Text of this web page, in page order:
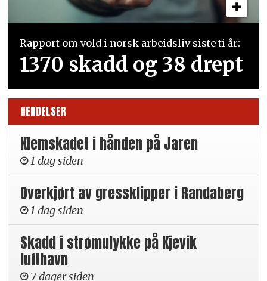
Rapport om vold i norsk arbeidsliv siste ti år:
1370 skadd og 38 drept
HENDELSER
Klemskadet i hånden på Jaren
1 dag siden
Overkjørt av gressklipper i Randaberg
1 dag siden
Skadd i strømulykke på Kjevik
lufthavn
7 dager siden